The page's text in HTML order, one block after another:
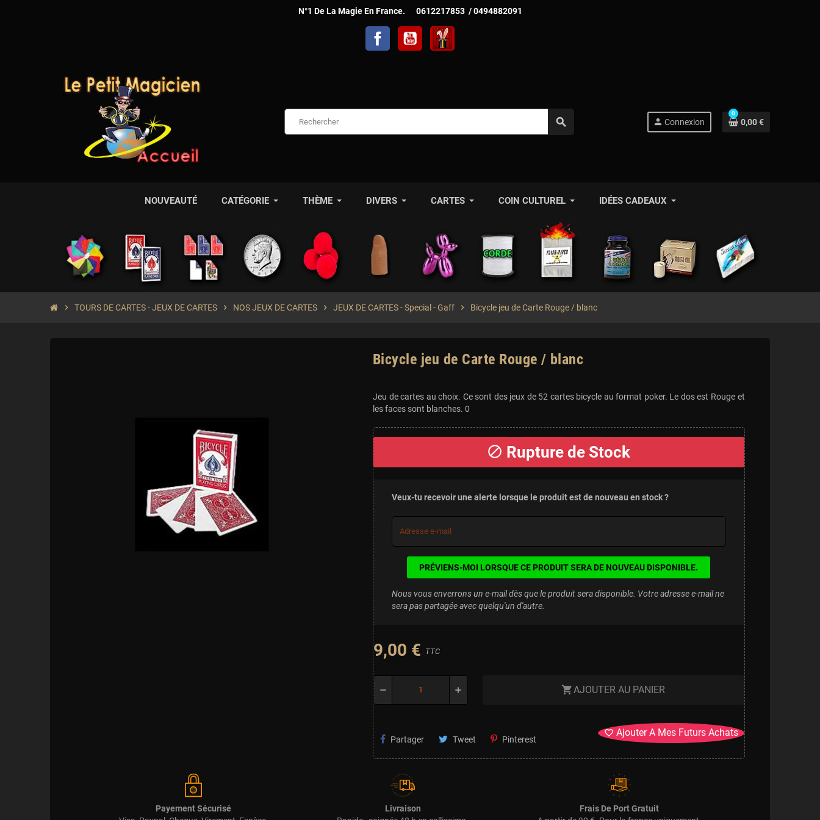
N°1 De La Magie En France. 0612217853 / 0494882091
Facebook YouTube
search person Connexion
0
0,00 €
NOUVEAUTÉ CATÉGORIE THÈME DIVERS CARTES COIN CULTUREL IDÉES CADEAUX
chevron_right TOURS DE CARTES - JEUX DE CARTES chevron_right NOS JEUX DE CARTES chevron_right JEUX DE CARTES - Special - Gaff chevron_right Bicycle jeu de Carte Rouge / blanc
Bicycle jeu de Carte Rouge / blanc
Jeu de cartes au choix. Ce sont des jeux de 52 cartes bicycle au format poker. Le dos est Rouge et
les faces sont blanches. 0
block Rupture de Stock
Veux-tu recevoir une alerte lorsque le produit est de nouveau en stock ?
PRÉVIENS-MOI LORSQUE CE PRODUIT SERA DE NOUVEAU DISPONIBLE.
Nous vous enverrons un e-mail dès que le produit sera disponible. Votre adresse e-mail ne
sera pas partagée avec quelqu'un d'autre.
9,00 € TTC
remove add shopping_cartAJOUTER AU PANIER
favorite_border Ajouter A Mes Futurs Achats
Partager Tweet Pinterest
Payement Sécurisé
Livraison
Frais De Port Gratuit